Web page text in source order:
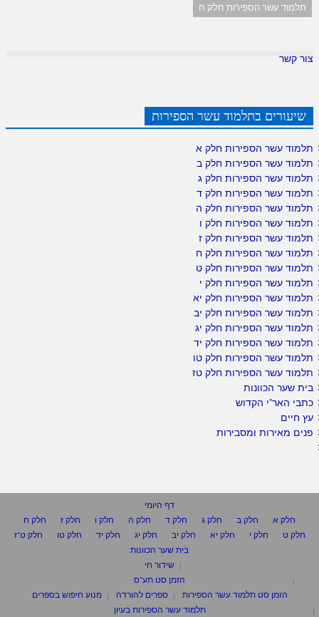
תלמוד עשר הספירות חלק ח
צור קשר
שיעורים בתלמוד עשר הספירות
תלמוד עשר הספירות חלק א
תלמוד עשר הספירות חלק ב
תלמוד עשר הספירות חלק ג
תלמוד עשר הספירות חלק ד
תלמוד עשר הספירות חלק ה
תלמוד עשר הספירות חלק ו
תלמוד עשר הספירות חלק ז
תלמוד עשר הספירות חלק ח
תלמוד עשר הספירות חלק ט
תלמוד עשר הספירות חלק י
תלמוד עשר הספירות חלק יא
תלמוד עשר הספירות חלק יב
תלמוד עשר הספירות חלק יג
תלמוד עשר הספירות חלק יד
תלמוד עשר הספירות חלק טו
תלמוד עשר הספירות חלק טז
בית שער הכוונות
כתבי האר"י הקדוש
עץ חיים
פנים מאירות ומסבירות
דף היומי
חלק א
חלק ב חלק ג חלק ד חלק ה חלק ו חלק ז
חלק ח
חלק ט
חלק י חלק יא חלק יב חלק יג חלק יד חלק טו
חלק ט"ז
בית שער הכוונות
שידור חי
הזמן סט תע"ס
הזמן סט תלמוד עשר הספירות
ספרים להורדה
מנוע חיפוש בספרים
תלמוד עשר הספירות בעיון